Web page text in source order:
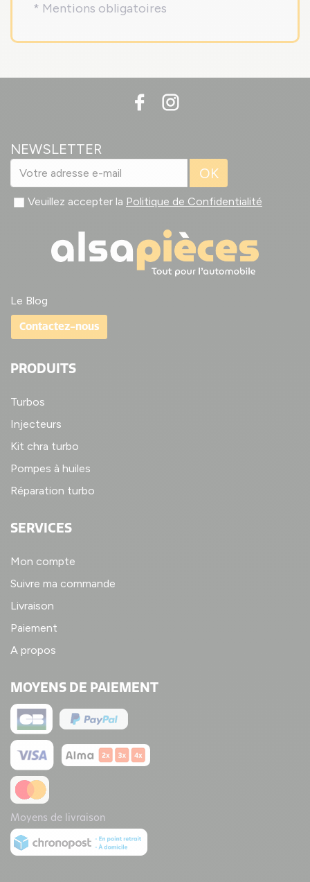
* Mentions obligatoires
NEWSLETTER
OK
Veuillez accepter la Politique de Confidentialité
Le Blog
Contactez-nous
PRODUITS
Turbos
Injecteurs
Kit chra turbo
Pompes à huiles
Réparation turbo
SERVICES
Mon compte
Suivre ma commande
Livraison
Paiement
A propos
MOYENS DE PAIEMENT
Moyens de livraison